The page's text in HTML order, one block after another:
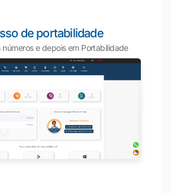
de portabilidade
e depois em Portabilidade